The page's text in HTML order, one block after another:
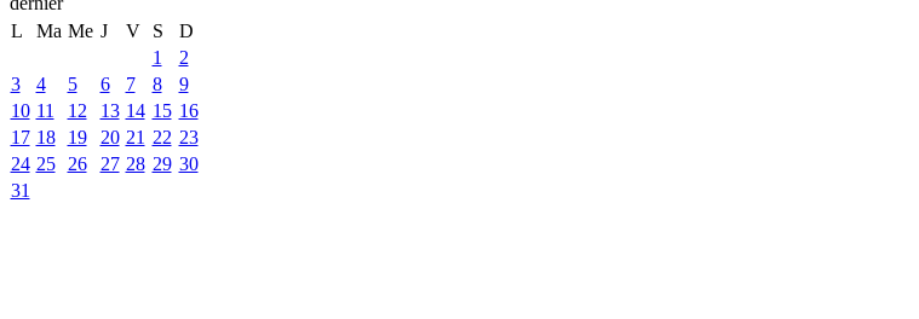
L
Ma Me J V S
D
1
2
3
4 5 6 7 8
9
10 11 12 13 14 15 16
17 18 19 20 21 22 23
24 25 26 27 28 29 30
31